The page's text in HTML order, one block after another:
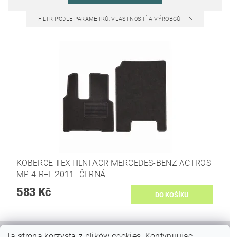
FILTR PODLE PARAMETRŮ, VLASTNOSTÍ A VÝROBCŮ
KOBERCE TEXTILNI ACR MERCEDES-BENZ ACTROS
MP 4 R+L 2011- ČERNÁ
583 Kč